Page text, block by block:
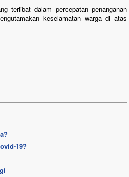
terlibat dalam percepatan penanganan
keselamatan warga di atas
19?